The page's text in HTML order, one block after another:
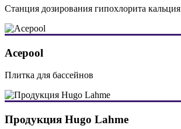
Станция дозирования гипохлорита кальция
Acepool
Плитка для бассейнов
Продукция Hugo Lahme